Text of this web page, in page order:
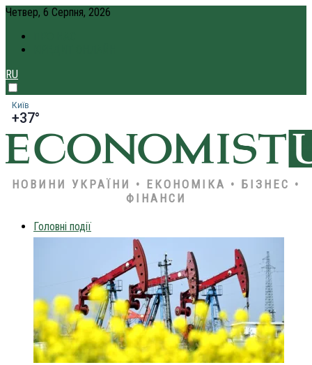
Четвер, 6 Серпня, 2026
RU
Київ
+37°
НОВИНИ УКРАЇНИ • ЕКОНОМІКА • БІЗНЕС •
ФІНАНСИ
Головні події